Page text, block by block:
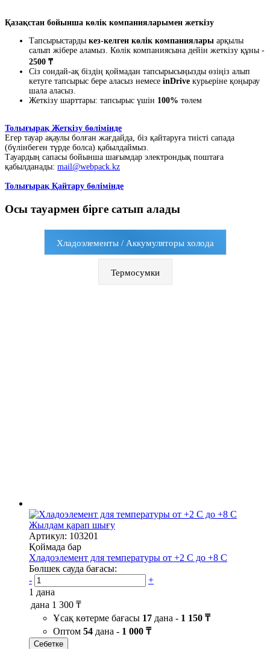
Қазақстан бойынша көлік компанияларымен жеткізу
Тапсырыстарды кез-келген көлік компаниялары арқылы
салып жібере аламыз. Көлік компаниясына дейін жеткізу құны -
2500 ₸
Сіз сондай-ақ біздің қоймадан тапсырысыңызды өзіңіз алып
кетуге тапсырыс бере аласыз немесе inDrive курьеріне қоңырау
шала аласыз.
Жеткізу шарттары: тапсырыс үшін 100% төлем
Толығырақ Жеткізу бөлімінде
Егер тауар ақаулы болған жағдайда, біз қайтаруға тиісті сапада
(бүлінбеген түрде болса) қабылдаймыз.
Тауардың сапасы бойынша шағымдар электрондық поштаға
қабылданады: mail@webpack.kz
Толығырақ Қайтару бөлімінде
Осы тауармен бірге сатып алады
Хладоэлементы / Аккумуляторы холода
Термосумки
Жылдам қарап шығу
Артикул: 103201
Қоймада бар
Хладоэлемент для температуры от +2 С до +8 С
Бөлшек сауда бағасы:
-
+
1 дана
дана 1 300 ₸
Ұсақ көтерме бағасы 17 дана - 1 150 ₸
Оптом 54 дана - 1 000 ₸
Себетке